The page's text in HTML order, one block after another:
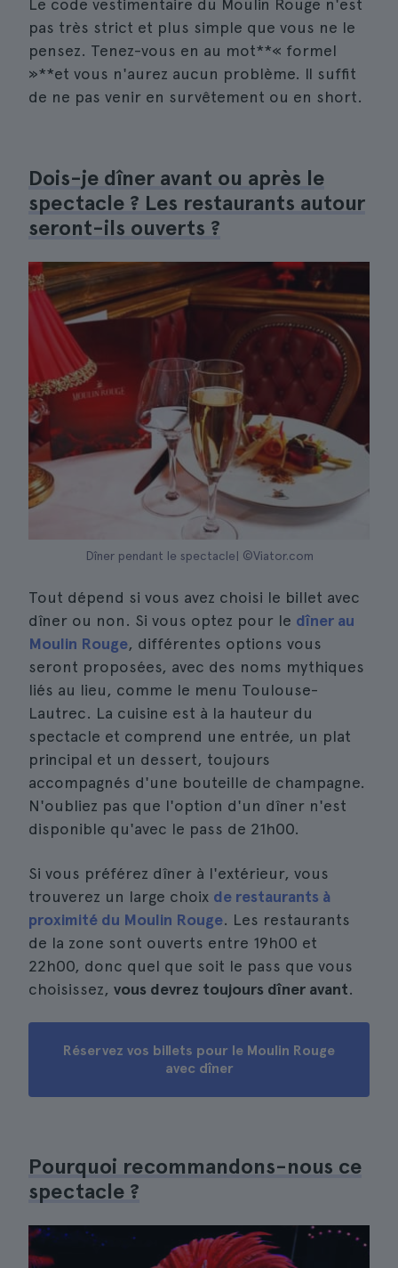
Le code vestimentaire du Moulin Rouge n'est
pas très strict et plus simple que vous ne le
pensez. Tenez-vous en au mot**« formel
»**et vous n'aurez aucun problème. Il suffit
de ne pas venir en survêtement ou en short.
Dois-je dîner avant ou après le
spectacle ? Les restaurants autour
seront-ils ouverts ?
Dîner pendant le spectacle| ©Viator.com
Tout dépend si vous avez choisi le billet avec
dîner ou non. Si vous optez pour le dîner au
Moulin Rouge, différentes options vous
seront proposées, avec des noms mythiques
liés au lieu, comme le menu Toulouse-
Lautrec. La cuisine est à la hauteur du
spectacle et comprend une entrée, un plat
principal et un dessert, toujours
accompagnés d'une bouteille de champagne.
N'oubliez pas que l'option d'un dîner n'est
disponible qu'avec le pass de 21h00.
Si vous préférez dîner à l'extérieur, vous
trouverez un large choix de restaurants à
proximité du Moulin Rouge. Les restaurants
de la zone sont ouverts entre 19h00 et
22h00, donc quel que soit le pass que vous
choisissez, vous devrez toujours dîner avant.
Réservez vos billets pour le Moulin Rouge
avec dîner
Pourquoi recommandons-nous ce
spectacle ?